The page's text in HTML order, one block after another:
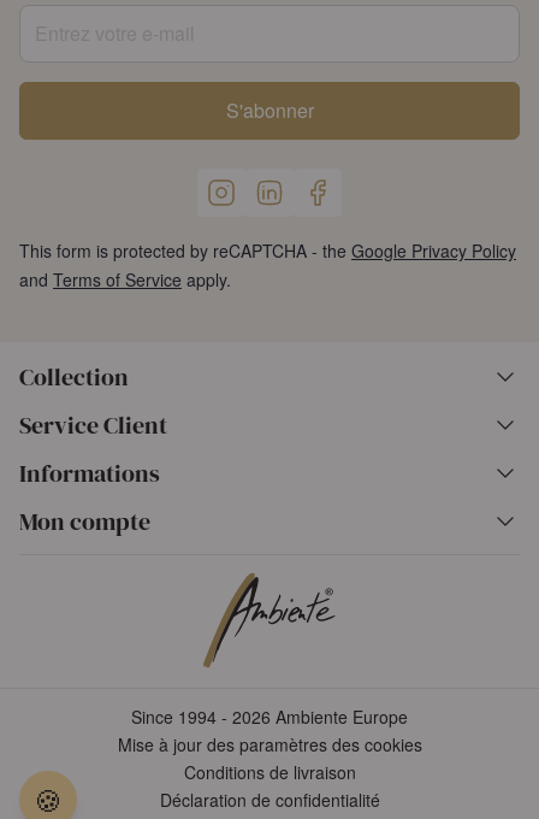
S'abonner
This form is protected by reCAPTCHA - the Google Privacy Policy
and Terms of Service apply.
Collection
Service Client
Informations
Mon compte
Since 1994 - 2026 Ambiente Europe
Mise à jour des paramètres des cookies
Conditions de livraison
Déclaration de confidentialité
🍪